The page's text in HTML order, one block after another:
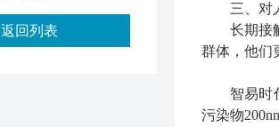
三、对
长期接
群体，他们
智易时
污染物
返回列表